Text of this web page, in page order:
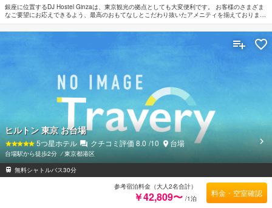
銀座に位置するDJ Hostel Ginzaは、東京観光の拠点としても大変便利です。 お客様のさまざま
なご要望にお応えできるよう、最高のおもてなしとこだわり抜いたアメニティを揃えておりま
す。 全室Wi-Fi無料, 24時間セキュリティ, コインランドリー, 24時間対応フロントデスク, 荷物
預かり所などの館内施設を思う存分ご活用ください。 贅沢なインテリアと便利なアメニティを
各お部屋に整えております。 当施設ではさまざまなレクリエーションをご体験いただけます。
行き届いたサービスとプロフェッショナルな姿勢でDJ Hostel Ginzaのスタッフがお客様のリク
ヒルトン 東京 お台場
5つ星ホテル クチコミ評価8.0 /10 台場
台場駅から徒歩2分 ⁄東京都港区
無料シャトルバス30分
参考宿泊料金（大人2名合計）
￥42,809〜 /1泊
料金・空室確認